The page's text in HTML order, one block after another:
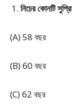
নিচের কোনটি
(A) 58 বছর
(B) 60 বছর
(C) 62 বছর